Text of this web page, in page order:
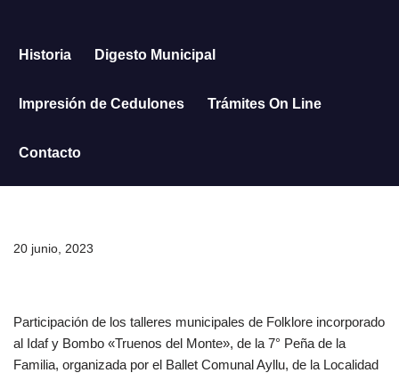
Saltar
Historia Digesto Municipal
Impresión de Cedulones Trámites On Line
Contacto
20 junio, 2023
Participación de los talleres municipales de Folklore incorporado
al Idaf y Bombo «Truenos del Monte», de la 7° Peña de la
Familia, organizada por el Ballet Comunal Ayllu, de la Localidad